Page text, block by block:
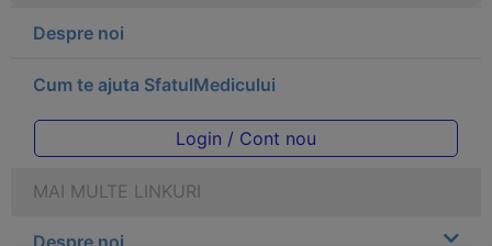
Despre noi
Cum te ajuta SfatulMedicului
Login / Cont nou
MAI MULTE LINKURI
Despre noi